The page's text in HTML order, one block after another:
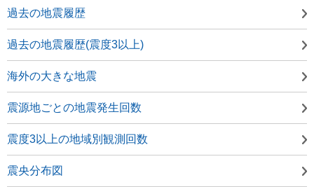
過去の地震履歴
過去の地震履歴(震度3以上)
海外の大きな地震
震源地ごとの地震発生回数
震度3以上の地域別観測回数
震央分布図